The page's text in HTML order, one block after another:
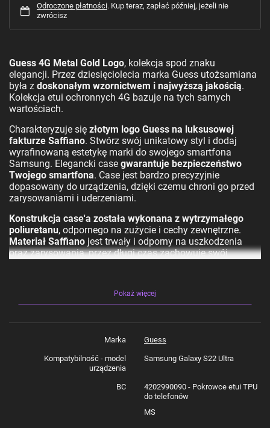
Odroczone płatności. Kup teraz, zapłać później, jeżeli nie
zwrócisz
Guess 4G Metal Gold Logo, kolekcja spod znaku
elegancji. Przez dziesięciolecia marka Guess utożsamiana
była z doskonałym wzornictwem i najwyższą jakością.
Kolekcja etui ochronnych 4G bazuje na tych samych
wartościach.
Charakteryzuje się złotym logo Guess na luksusowej
fakturze Saffiano. Stwórz swój unikatowy styl i dodaj
wyrafinowaną estetykę marki do swojego smartfona
Samsung. Elegancki case gwarantuje bezpieczeństwo
Twojego smartfona. Case jest bardzo precyzyjnie
dopasowany do urządzenia, dzięki czemu chroni go przed
zarysowaniami i uderzeniami.
Konstrukcja case'a została wykonana z wytrzymałego
poliuretanu, odpornego na zużycie i cechy zewnętrzne.
Materiał Saffiano jest trwały i odporny na uszkodzenia
oraz zarysowania, przez długi czas zachowuje swój
Materiał: PU / Skóra syntetyczna
Kompatybilność: Samsung Galaxy S22 Ultra
Produkt wyprodukowany na licencji Guess.
1 x Guess GUHCS22LG4GFBR S22 Ultra S908
Pokaż więcej
Marka Guess
Kompatybilność - model
urządzenia
Samsung Galaxy S22 Ultra
BC
4202990090 - Pokrowce etui TPU
do telefonów
MS